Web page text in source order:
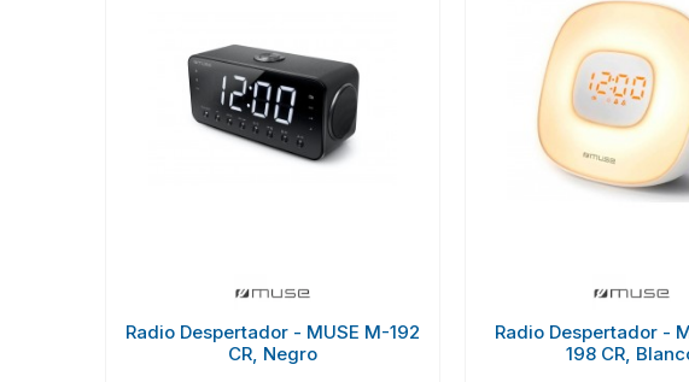
Radio Despertador - MUSE M-192
CR, Negro
Radio Despertador -
198 CR,